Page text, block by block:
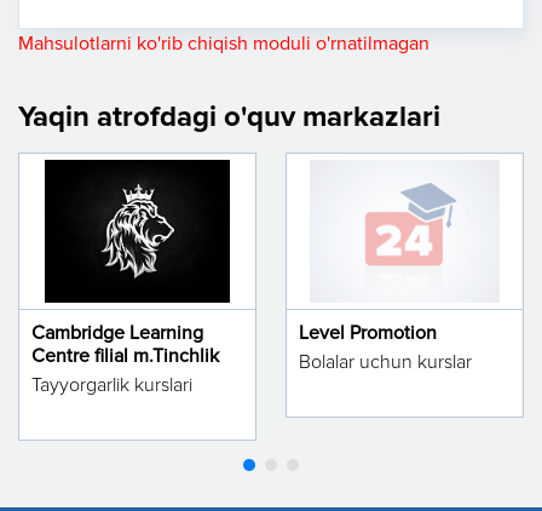
Mahsulotlarni ko'rib chiqish moduli o'rnatilmagan
Yaqin atrofdagi o'quv markazlari
Cambridge Learning
Centre filial m.Tinchlik
Tayyorgarlik kurslari
Level Promotion
Bolalar uchun kurslar